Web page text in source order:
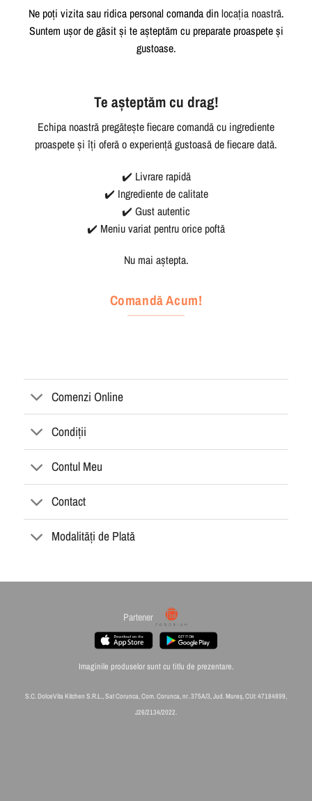
Ne poți vizita sau ridica personal comanda dinlocația noastră.
Suntem ușor de găsit și te așteptăm cu preparate proaspete și
gustoase.
Te așteptăm cu drag!
Echipa noastră pregătește fiecare comandă cu ingrediente
proaspete și îți oferă o experiență gustoasă de fiecare dată.
✔️ Livrare rapidă
✔️ Ingrediente de calitate
✔️ Gust autentic
✔️ Meniu variat pentru orice poftă
Nu mai aștepta.
Comandă Acum!
Comenzi Online
Condiții
Contul Meu
Contact
Modalități de Plată
Partener
Imaginile produselor sunt cu titlu de prezentare.
S.C. DolceVita Kitchen S.R.L., Sat Corunca, Com. Corunca, nr. 375A/3, Jud. Mureș, CUI: 47184899,
J26/2134/2022.